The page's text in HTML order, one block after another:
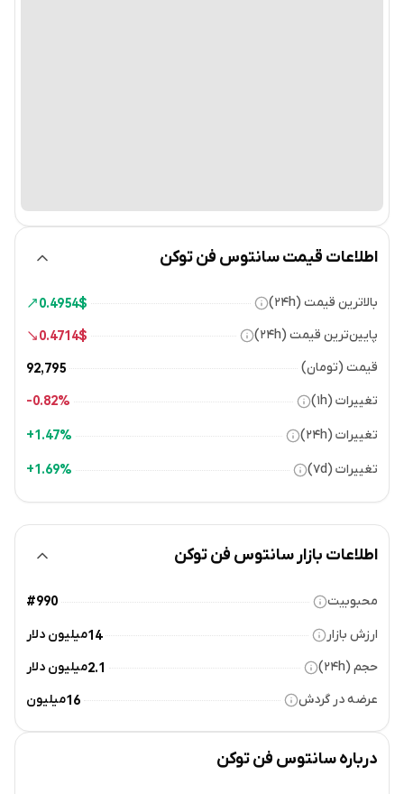
اطلاعات قیمت سانتوس فن توکن
بالاترین قیمت (۲۴h) $
0.4954
پایین‌ترین قیمت (۲۴h) $
0.4714
قیمت (تومان) 92,795
تغییرات (۱h) 0.82%-
تغییرات (۲۴h) 1.47%+
تغییرات (۷d) 1.69%+
اطلاعات بازار سانتوس فن توکن
محبوبیت #990
ارزش بازار 14میلیون دلار
حجم (۲۴h)
2.1میلیون دلار
عرضه در گردش
16میلیون
دربارهسانتوس فن توکن